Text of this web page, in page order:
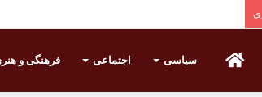
سیاسی اجتماعی فرهنگی و